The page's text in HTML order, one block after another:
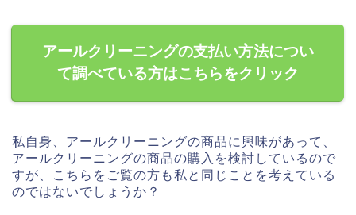
アールクリーニングの支払い方法につい
て調べている方はこちらをクリック
私自身、アールクリーニングの商品に興味があって、
アールクリーニングの商品の購入を検討しているので
すが、こちらをご覧の方も私と同じことを考えている
のではないでしょうか？